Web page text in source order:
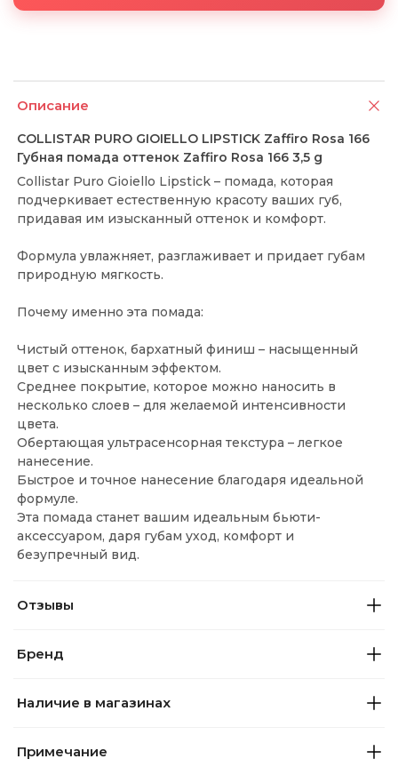
Описание
COLLISTAR PURO GIOIELLO LIPSTICK Zaffiro Rosa 166
Губная помада оттенок Zaffiro Rosa 166 3,5 g
Collistar Puro Gioiello Lipstick – помада, которая
подчеркивает естественную красоту ваших губ,
придавая им изысканный оттенок и комфорт.
Формула увлажняет, разглаживает и придает губам
природную мягкость.
Почему именно эта помада:
Чистый оттенок, бархатный финиш – насыщенный
цвет с изысканным эффектом.
Среднее покрытие, которое можно наносить в
несколько слоев – для желаемой интенсивности
цвета.
Обертающая ультрасенсорная текстура – ​​легкое
нанесение.
Быстрое и точное нанесение благодаря идеальной
формуле.
Эта помада станет вашим идеальным бьюти-
аксессуаром, даря губам уход, комфорт и
безупречный вид.
Отзывы
Бренд
Наличие в магазинах
Примечание